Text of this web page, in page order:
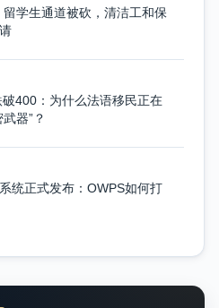
学生通道被砍，清洁工和保
400：为什么法语移民正在
器”？
统正式发布：OWPS如何打